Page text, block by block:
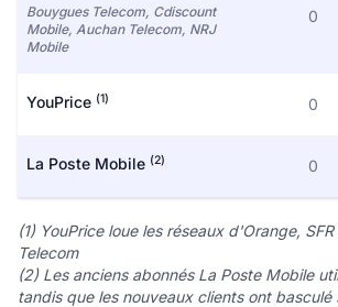
Bouygues Telecom, Cdiscount
Mobile, Auchan Telecom, NRJ
Mobile
0
YouPrice (1) 0
La Poste Mobile (2) 0
(1) YouPrice loue les réseaux d'Orange,
Telecom
(2) Les anciens abonnés La Poste Mobile
tandis que les nouveaux clients ont basculé